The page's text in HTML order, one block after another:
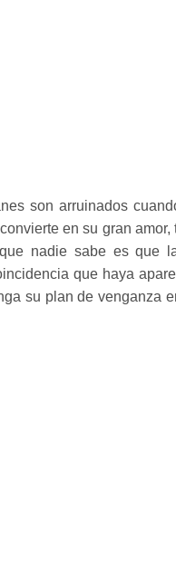
son arruinados
en su gran
nadie sabe es que
que haya
su plan de venganza